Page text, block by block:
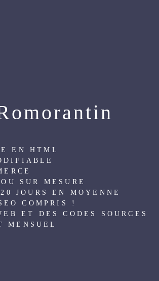
EN HTML
SUR MESURE
JOURS EN MOYENNE
COMPRIS !
ET DES CODES SOURCES
MENSUEL